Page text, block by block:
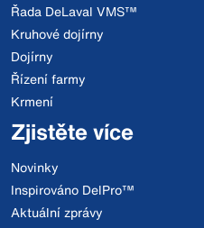
Řada DeLaval VMS™
Kruhové dojírny
Dojírny
Řízení farmy
Krmení
Zjistěte více
Novinky
Inspirováno DelPro™
Aktuální zprávy